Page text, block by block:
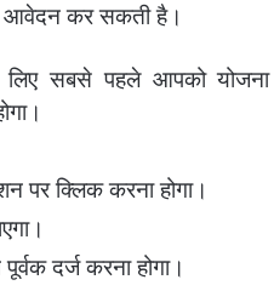
आवेदन कर सकती है।
सबसे पहले आपको योजना
क्लिक करना होगा।
दर्ज करना होगा।